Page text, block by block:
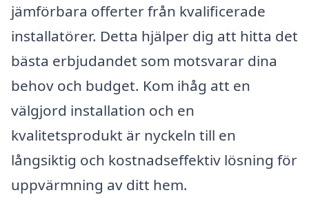
jämförbara offerter från kvalificerade
installatörer. Detta hjälper dig att hitta det
bästa erbjudandet som motsvarar dina
behov och budget. Kom ihåg att en
välgjord installation och en
kvalitetsprodukt är nyckeln till en
långsiktig och kostnadseffektiv lösning för
uppvärmning av ditt hem.